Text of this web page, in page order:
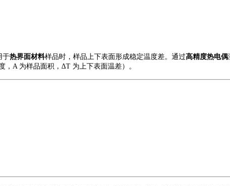
于热界面材料样品时，样品上下表面形成稳定温度差。通过高精度热电偶
，A 为样品面积，ΔT 为上下表面温差）。